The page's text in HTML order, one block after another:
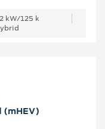
kW/125 k
(mHEV)